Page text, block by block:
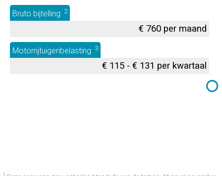
Bruto bijtelling: 2
€ 760 per maand
Motorrijtuigenbelasting: 3
€ 115 - € 131 per kwartaal
1